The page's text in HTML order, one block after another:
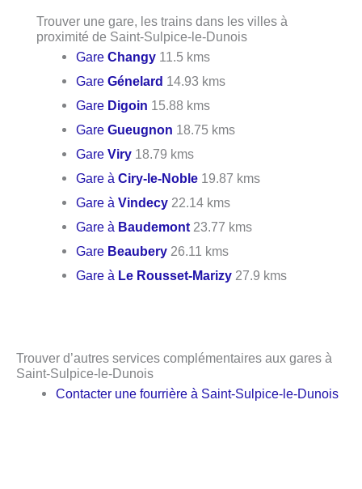
Trouver une gare, les trains dans les villes à
proximité de Saint-Sulpice-le-Dunois
GareChangy 11.5 kms
GareGénelard 14.93 kms
Gare Digoin 15.88 kms
GareGueugnon 18.75 kms
GareViry 18.79 kms
Gare àCiry-le-Noble 19.87 kms
Gare àVindecy 22.14 kms
Gare à Baudemont 23.77 kms
Gare Beaubery 26.11 kms
Gare à Le Rousset-Marizy 27.9 kms
Trouver d’autres services complémentaires aux gares à
Saint-Sulpice-le-Dunois
Contacter une fourrière à Saint-Sulpice-le-Dunois